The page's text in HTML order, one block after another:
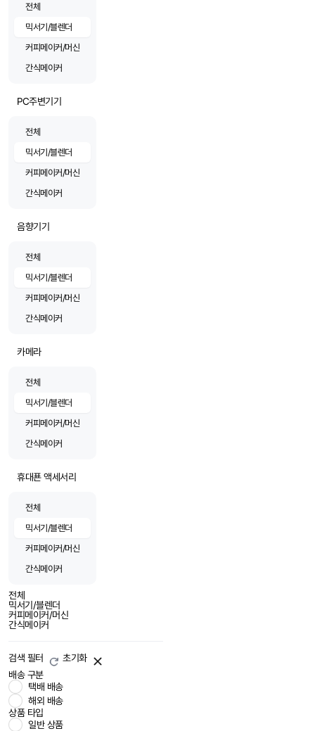
전체
믹서기/블렌더
커피메이커/머신
간식메이커
PC주변기기
전체
믹서기/블렌더
커피메이커/머신
간식메이커
음향기기
전체
믹서기/블렌더
커피메이커/머신
간식메이커
카메라
전체
믹서기/블렌더
커피메이커/머신
간식메이커
휴대푠 액세서리
전체
믹서기/블렌더
커피메이커/머신
간식메이커
전체
믹서기/블렌더
커피메이커/머신
간식메이커
검색 필터
초기화
배송 구분
택배 배송
해외 배송
상품 타입
일반 상품